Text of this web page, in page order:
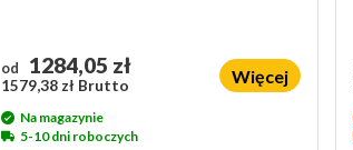
od 1284,05 zł
1579,38 zł Brutto Więcej
Na magazynie
5-10 dni roboczych